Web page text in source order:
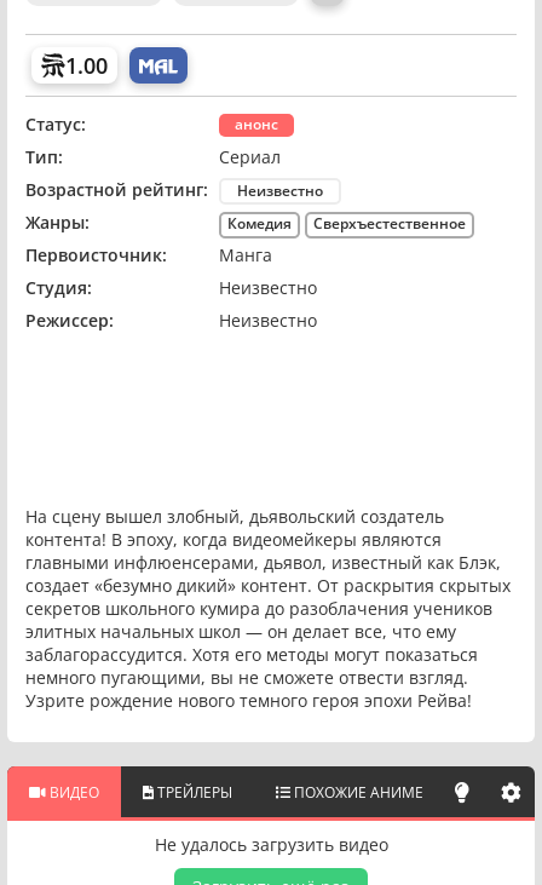
1.00
Статус: анонс
Тип:
Сериал
Возрастной рейтинг:
Неизвестно
Жанры: Комедия Сверхъестественное
Первоисточник:
Манга
Студия:
Неизвестно
Режиссер:
Неизвестно
На сцену вышел злобный, дьявольский создатель
контента! В эпоху, когда видеомейкеры являются
главными инфлюенсерами, дьявол, известный как Блэк,
создает «безумно дикий» контент. От раскрытия скрытых
секретов школьного кумира до разоблачения учеников
элитных начальных школ — он делает все, что ему
заблагорассудится. Хотя его методы могут показаться
немного пугающими, вы не сможете отвести взгляд.
Узрите рождение нового темного героя эпохи Рейва!
ВИДЕО ТРЕЙЛЕРЫ ПОХОЖИЕ АНИМЕ
Не удалось загрузить видео